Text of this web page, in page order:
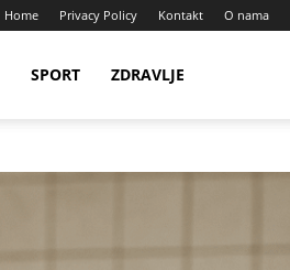
Home Privacy Policy Kontakt O nama
SPORT ZDRAVLJE